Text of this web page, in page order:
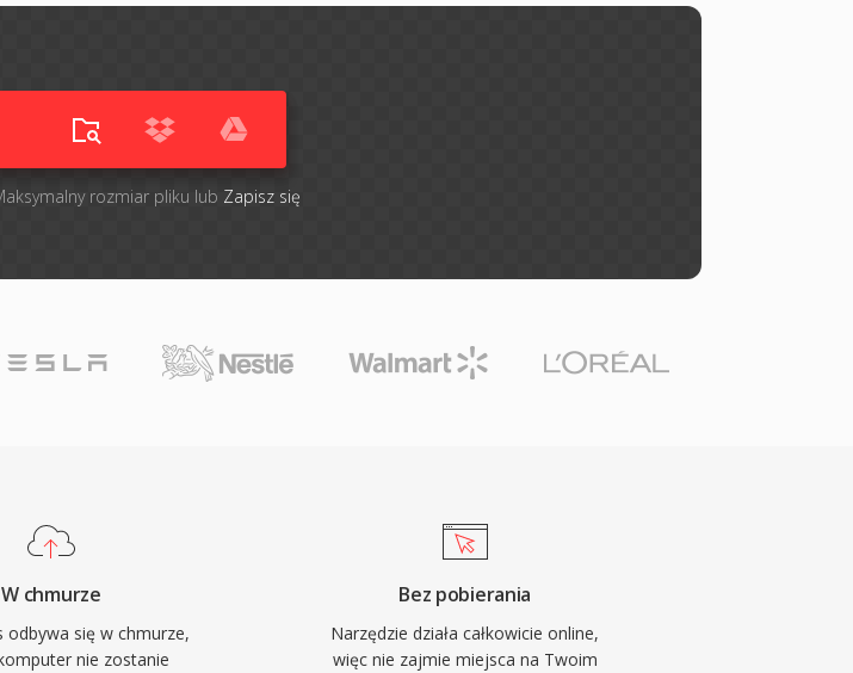
rozmiar pliku lub Zapisz się
W chmurze
odbywa się w chmurze,
nie zostanie
Bez pobierania
Narzędzie działa całkowicie online,
więc nie zajmie miejsca na Twoim